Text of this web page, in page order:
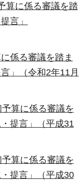
算に係る審議を踏
言」
係る審議を踏ま
」（令和2年11月
算に係る審議を
提言」（平成31
算に係る審議を
提言」（平成30